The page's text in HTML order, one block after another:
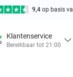
9,4 op basis
Klantenservice
Bereikbaar tot 21:00